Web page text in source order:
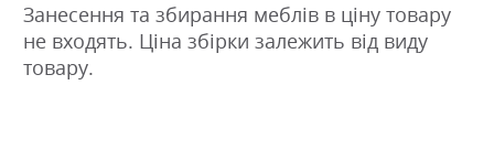
Занесення та збирання меблів в ціну товару
не входять. Ціна збірки залежить від виду
товару.